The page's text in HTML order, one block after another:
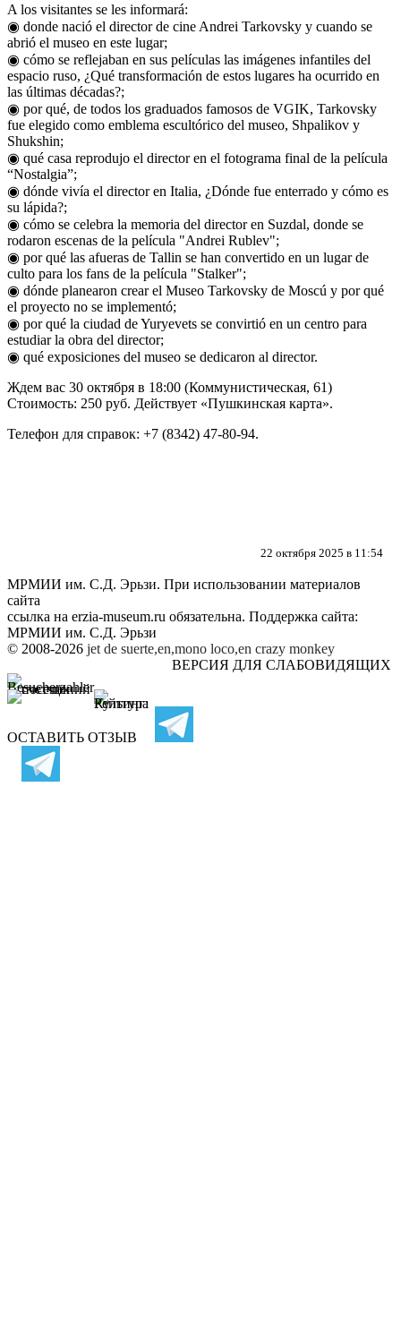
A los visitantes se les informará:
◉ donde nació el director de cine Andrei Tarkovsky y cuando se
abrió el museo en este lugar;
◉ cómo se reflejaban en sus películas las imágenes infantiles del
espacio ruso, ¿Qué transformación de estos lugares ha ocurrido en
las últimas décadas?;
◉ por qué, de todos los graduados famosos de VGIK, Tarkovsky
fue elegido como emblema escultórico del museo, Shpalikov y
Shukshin;
◉ qué casa reprodujo el director en el fotograma final de la película
“Nostalgia”;
◉ dónde vivía el director en Italia, ¿Dónde fue enterrado y cómo es
su lápida?;
◉ cómo se celebra la memoria del director en Suzdal, donde se
rodaron escenas de la película "Andrei Rublev";
◉ por qué las afueras de Tallin se han convertido en un lugar de
culto para los fans de la película "Stalker";
◉ dónde planearon crear el Museo Tarkovsky de Moscú y por qué
el proyecto no se implementó;
◉ por qué la ciudad de Yuryevets se convirtió en un centro para
estudiar la obra del director;
◉ qué exposiciones del museo se dedicaron al director.
Ждем вас 30 октября в 18:00 (Коммунистическая, 61)
Стоимость: 250 руб. Действует «Пушкинская карта».
Телефон для справок: +7 (8342) 47-80-94.
22 октября 2025 в 11:54
МРМИИ им. С.Д. Эрьзи. При использовании материалов
сайта
ссылка на erzia-museum.ru обязательна. Поддержка сайта:
МРМИИ им. С.Д. Эрьзи
© 2008-2026 jet de suerte,en,mono loco,en crazy monkey
ВЕРСИЯ ДЛЯ СЛАБОВИДЯЩИХ
ОСТАВИТЬ ОТЗЫВ